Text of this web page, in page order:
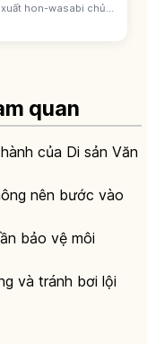
hon-wasabi chủ
sông Abe, Amagi
quan
của Di sản Văn
nên bước vào
bảo vệ môi
và tránh bơi lội